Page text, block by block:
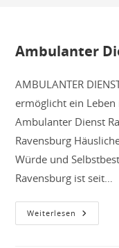
Ambulanter
AMBULANTER
ermöglicht ein
Ambulanter Dienst
Ravensburg
Würde und
Ravensburg ist seit…
Weiterlesen
Dienst